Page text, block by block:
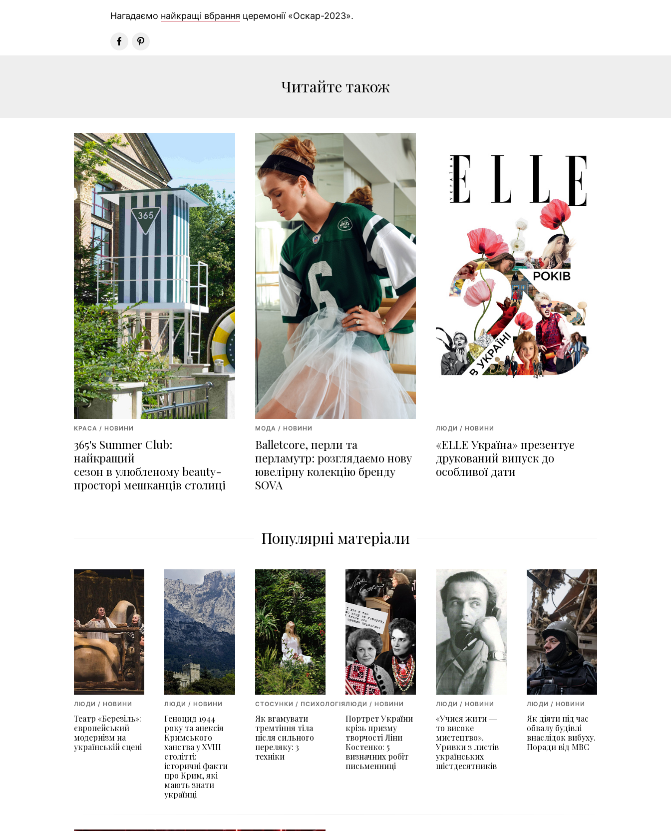
Нагадаємо найкращі вбрання церемонії «Оскар-2023».
Читайте також
КРАСА / НОВИНИ
365's Summer Club:
найкращий
сезон в улюбленому beauty-
просторі мешканців столиці
МОДА / НОВИНИ
Balletcore, перли та
перламутр: розглядаємо нову
ювелірну колекцію бренду
SOVA
ЛЮДИ / НОВИНИ
«ELLE Україна» презентує
друкований випуск до
особливої дати
Популярні матеріали
ЛЮДИ / НОВИНИ
Театр «Березіль»:
європейський
модернізм на
українській сцені
ЛЮДИ / НОВИНИ
Геноцид 1944
року та анексія
Кримського
ханства у XVIII
столітті:
історичні факти
про Крим, які
мають знати
українці
СТОСУНКИ / ПСИХОЛОГІЯ
Як вгамувати
тремтіння тіла
після сильного
переляку: 3
техніки
ЛЮДИ / НОВИНИ
Портрет України
крізь призму
творчості Ліни
Костенко: 5
визначних робіт
письменниці
ЛЮДИ / НОВИНИ
«Учися жити ―
то високе
мистецтво».
Уривки з листів
українських
шістдесятників
ЛЮДИ / НОВИНИ
Як діяти під час
обвалу будівлі
внаслідок вибуху.
Поради від МВС